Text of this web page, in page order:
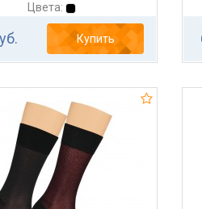
Цвета:
Купить